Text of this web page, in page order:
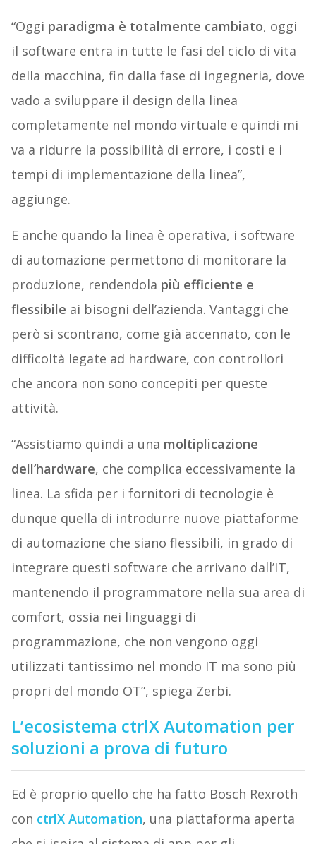
“Oggi paradigma è totalmente cambiato, oggi
il software entra in tutte le fasi del ciclo di vita
della macchina, fin dalla fase di ingegneria, dove
vado a sviluppare il design della linea
completamente nel mondo virtuale e quindi mi
va a ridurre la possibilità di errore, i costi e i
tempi di implementazione della linea”,
aggiunge.
E anche quando la linea è operativa, i software
di automazione permettono di monitorare la
produzione, rendendola più efficiente e
flessibile ai bisogni dell’azienda. Vantaggi che
però si scontrano, come già accennato, con le
difficoltà legate ad hardware, con controllori
che ancora non sono concepiti per queste
attività.
“Assistiamo quindi a una moltiplicazione
dell’hardware, che complica eccessivamente la
linea. La sfida per i fornitori di tecnologie è
dunque quella di introdurre nuove piattaforme
di automazione che siano flessibili, in grado di
integrare questi software che arrivano dall’IT,
mantenendo il programmatore nella sua area di
comfort, ossia nei linguaggi di
programmazione, che non vengono oggi
utilizzati tantissimo nel mondo IT ma sono più
propri del mondo OT”, spiega Zerbi.
L’ecosistema ctrlX Automation per
soluzioni a prova di futuro
Ed è proprio quello che ha fatto Bosch Rexroth
con ctrlX Automation, una piattaforma aperta